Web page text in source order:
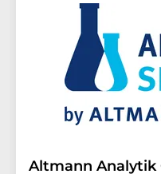
Altmann Analytik